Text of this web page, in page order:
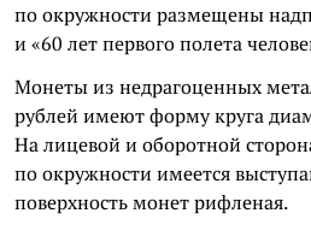
по окружности размещены
и «60 лет первого полета
Монеты из недрагоценных
рублей имеют форму круга
На лицевой и оборотной
по окружности имеется
поверхность монет рифленая.